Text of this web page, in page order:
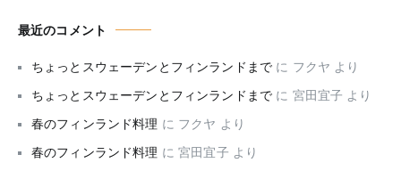
最近のコメント
ちょっとスウェーデンとフィンランドまで に フクヤ より
ちょっとスウェーデンとフィンランドまで に 宮田宜子 より
春のフィンランド料理 に フクヤ より
春のフィンランド料理 に宮田宜子 より